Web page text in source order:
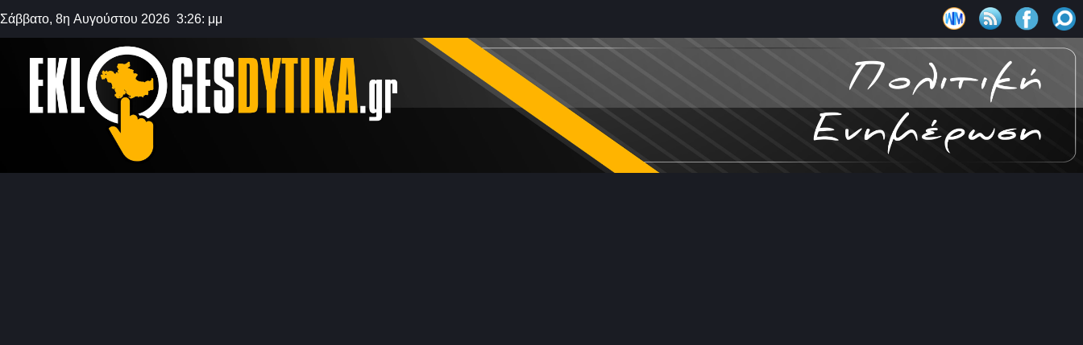
Σάββατο, 8η Αυγούστου 2026 3:26: μμ